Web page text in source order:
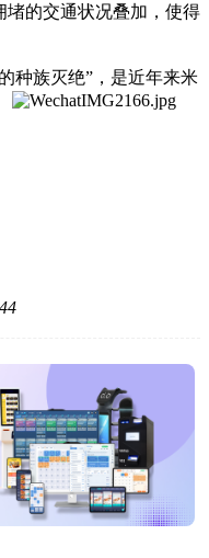
堵的交通状况叠加，使得
种族灭绝”，是近年来米
44